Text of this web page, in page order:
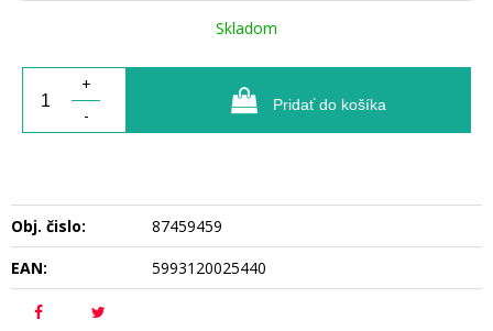
Skladom
+
-
Pridať do košíka
Obj. čislo:
87459459
EAN:
5993120025440